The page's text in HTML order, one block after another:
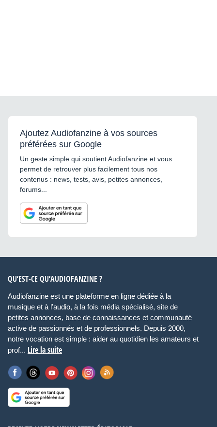
Ajoutez Audiofanzine à vos sources
préférées sur Google
Un geste simple qui soutient Audiofanzine et vous
permet de retrouver plus facilement tous nos
contenus : news, tests, avis, petites annonces,
forums...
QU’EST-CE QU’AUDIOFANZINE ?
Audiofanzine est une plateforme en ligne dédiée à la
musique et à l’audio, à la fois média spécialisé, site de
petites annonces, base de connaissances et communauté
active de passionnés et de professionnels. Depuis 2000,
notre vocation est simple : aider au quotidien les amateurs et
prof... Lire la suite